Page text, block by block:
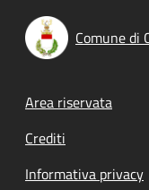
Comune di
Footer
Area riservata
Crediti
Informativa privacy